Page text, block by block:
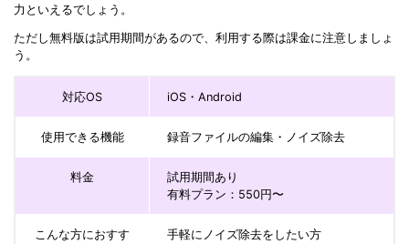
力といえるでしょう。
ただし無料版は試用期間があるので、利用する際は課金に注意しましょ
う。
対応OS iOS・Android
使用できる機能 録音ファイルの編集・ノイズ除去
料金
試用期間あり
有料プラン：550円〜
こんな方におすす
手軽にノイズ除去をしたい方